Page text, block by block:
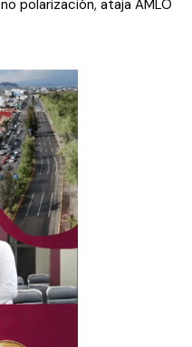
no polarización, ataja AMLO